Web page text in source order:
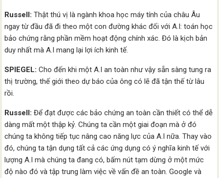
Russell: Thật thú vị là ngành khoa học máy tính của châu Âu
ngay từ đầu đã đi theo một con đường khác đối với A.I: toán học
bảo chứng rằng phần mềm hoạt động chính xác. Đó là kịch bản
duy nhất mà A.I mang lại lợi ích kinh tế.
SPIEGEL: Cho đến khi một A.I an toàn như vậy sẵn sàng tung ra
thị trường, thế giới theo dự báo của ông có lẽ đã tận thế từ lâu
rồi.
Russell: Để đạt được các bảo chứng an toàn cần thiết có thể dễ
dàng mất một thập kỷ. Chúng ta cần một giai đoạn mà ở đó
chúng ta không tiếp tục nâng cao năng lực của A.I nữa. Thay vào
đó, chúng ta tận dụng tất cả các ứng dụng có ý nghĩa kinh tế với
lượng A.I mà chúng ta đang có, bấm nút tạm dừng ở một mức
độ nào đó và tập trung làm việc về vấn đề an toàn. Google và